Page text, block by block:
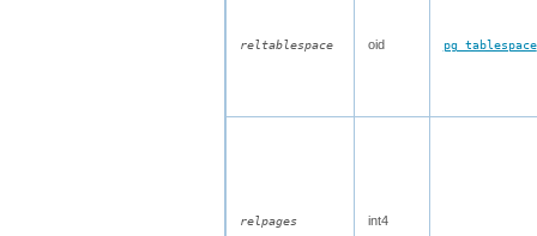
reltablespace oid pg_tablespace
relpages int4